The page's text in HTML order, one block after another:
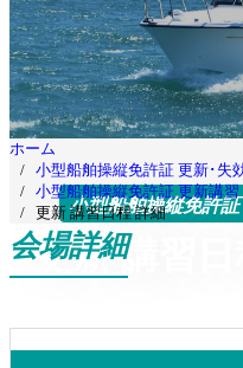
小型船舶操縦免許証
更新 講習日
ホーム
小型船舶操縦免許証 更新･失
小型船舶操縦免許証 更新講習
更新 講習日程 詳細
会場詳細